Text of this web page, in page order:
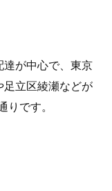
が中心で、東京
立区綾瀬などが
です。